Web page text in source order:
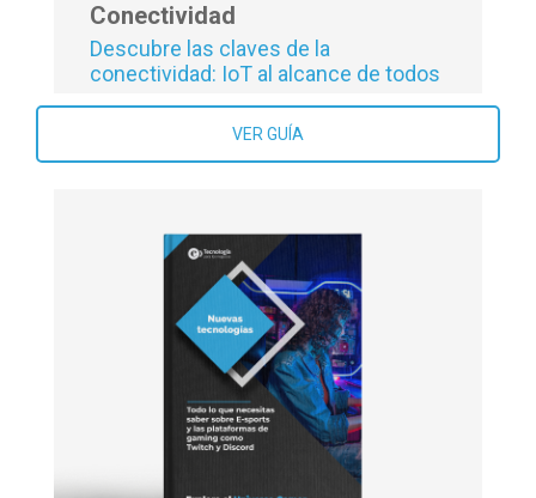
Conectividad
Descubre las claves de la
conectividad: IoT al alcance de todos
VER GUÍA